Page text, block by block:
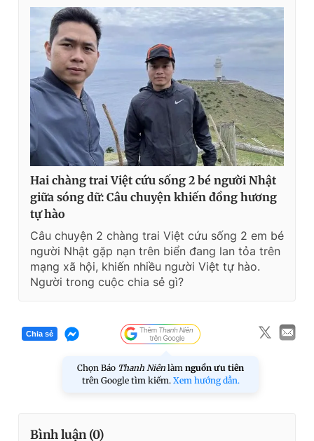
Hai chàng trai Việt cứu sống 2 bé người Nhật
giữa sóng dữ: Câu chuyện khiến đồng hương
tự hào
Câu chuyện 2 chàng trai Việt cứu sống 2 em bé
người Nhật gặp nạn trên biển đang lan tỏa trên
mạng xã hội, khiến nhiều người Việt tự hào.
Người trong cuộc chia sẻ gì?
Chia sẻ
Chọn Báo Thanh Niên làm nguồn ưu tiên
trên Google tìm kiếm. Xem hướng dẫn.
Bình luận (0)